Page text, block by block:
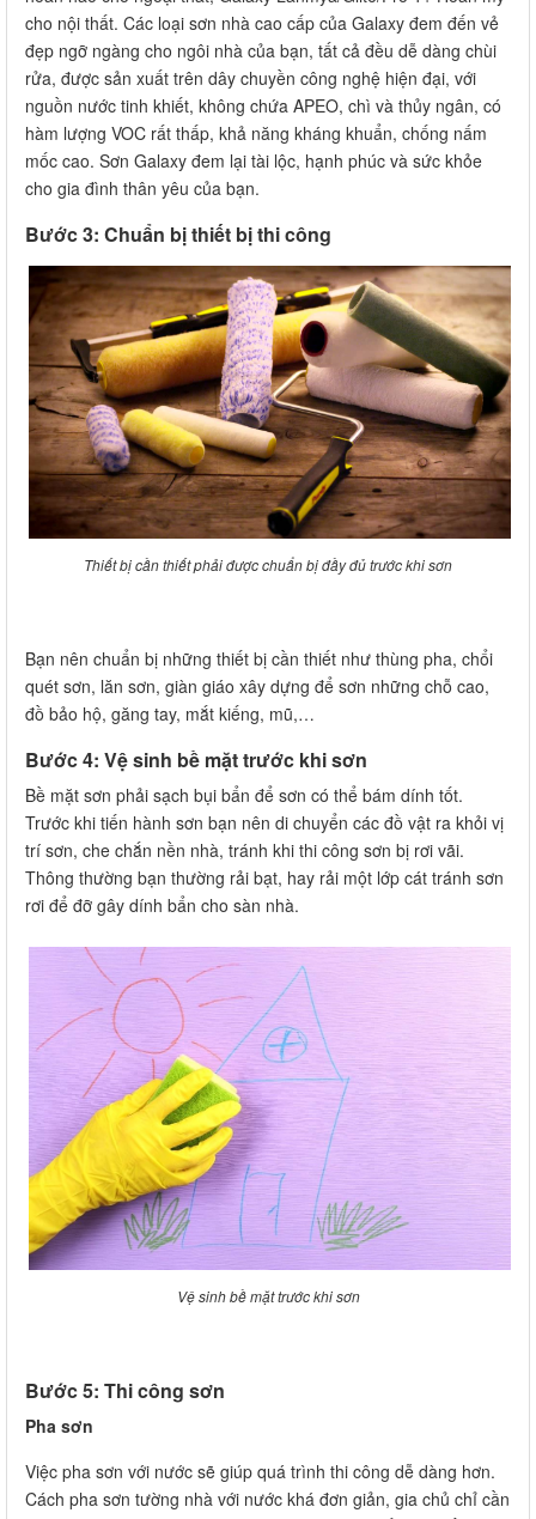
cho nội thất. Các loại sơn nhà cao cấp của Galaxy đem đến vẻ
đẹp ngỡ ngàng cho ngôi nhà của bạn, tất cả đều dễ dàng chùi
rửa, được sản xuất trên dây chuyền công nghệ hiện đại, với
nguồn nước tinh khiết, không chứa APEO, chì và thủy ngân, có
hàm lượng VOC rất thấp, khả năng kháng khuẩn, chống nấm
mốc cao. Sơn Galaxy đem lại tài lộc, hạnh phúc và sức khỏe
cho gia đình thân yêu của bạn.
Bước 3: Chuẩn bị thiết bị thi công
Thiết bị cần thiết phải được chuẩn bị đầy đủ trước khi sơn
Bạn nên chuẩn bị những thiết bị cần thiết như thùng pha, chổi
quét sơn, lăn sơn, giàn giáo xây dựng để sơn những chỗ cao,
đồ bảo hộ, găng tay, mắt kiếng, mũ,…
Bước 4: Vệ sinh bề mặt trước khi sơn
Bề mặt sơn phải sạch bụi bẩn để sơn có thể bám dính tốt.
Trước khi tiến hành sơn bạn nên di chuyển các đồ vật ra khỏi vị
trí sơn, che chắn nền nhà, tránh khi thi công sơn bị rơi vãi.
Thông thường bạn thường rải bạt, hay rải một lớp cát tránh sơn
rơi để đỡ gây dính bẩn cho sàn nhà.
Vệ sinh bề mặt trước khi sơn
Bước 5: Thi công sơn
Pha sơn
Việc pha sơn với nước sẽ giúp quá trình thi công dễ dàng hơn.
Cách pha sơn tường nhà với nước khá đơn giản, gia chủ chỉ cần